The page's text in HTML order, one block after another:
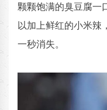
颗颗饱满的臭豆腐一
以加上鲜红的小米辣
一秒消失。